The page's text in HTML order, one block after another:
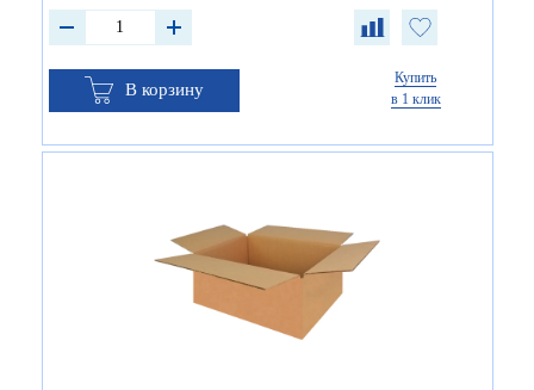
В корзину
Купить
в 1 клик